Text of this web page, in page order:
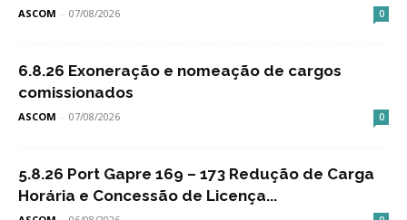
ASCOM - 07/08/2026 0
6.8.26 Exoneração e nomeação de cargos
comissionados
ASCOM - 07/08/2026 0
5.8.26 Port Gapre 169 – 173 Redução de Carga
Horária e Concessão de Licença...